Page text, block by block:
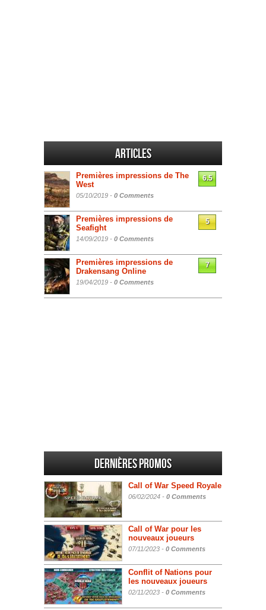
Articles
Premières impressions de The
West
05/10/2019 - 0 Comments
6.5
Premières impressions de
Seafight
14/09/2019 - 0 Comments
5
Premières impressions de
Drakensang Online
19/04/2019 - 0 Comments
7
Dernières promos
Call of War Speed Royale
06/02/2024 - 0 Comments
Call of War pour les
nouveaux joueurs
07/11/2023 - 0 Comments
Conflit of Nations pour
les nouveaux joueurs
02/11/2023 - 0 Comments